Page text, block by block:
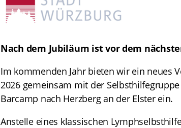
Nach dem Jubiläum ist vor dem
Im kommenden Jahr bieten wir ein neues
2026 gemeinsam mit der
Barcamp nach Herzberg an der Elster ein.
Anstelle eines klassischen